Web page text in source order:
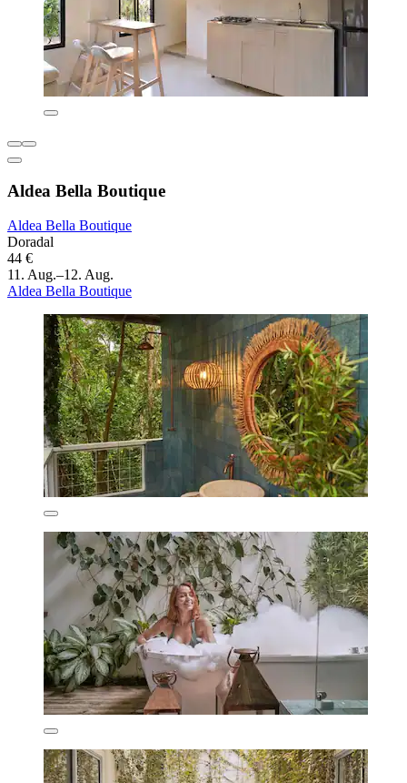
Aldea Bella Boutique
Aldea Bella Boutique
Doradal
44 €
11. Aug.–12. Aug.
Aldea Bella Boutique